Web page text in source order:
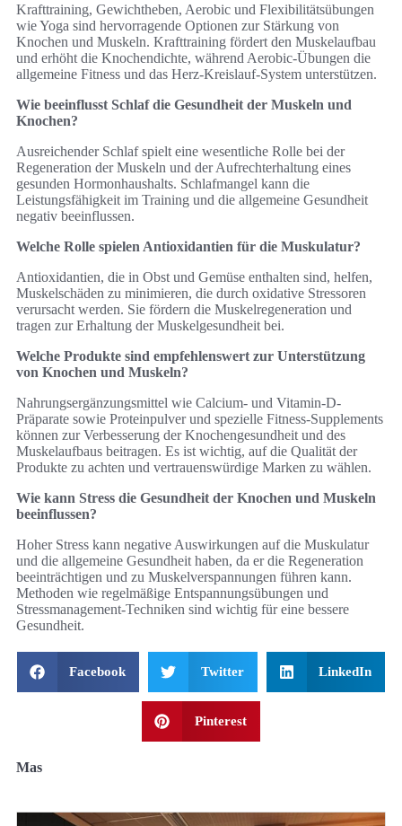
Krafttraining, Gewichtheben, Aerobic und Flexibilitätsübungen
wie Yoga sind hervorragende Optionen zur Stärkung von
Knochen und Muskeln. Krafttraining fördert den Muskelaufbau
und erhöht die Knochendichte, während Aerobic-Übungen die
allgemeine Fitness und das Herz-Kreislauf-System unterstützen.
Wie beeinflusst Schlaf die Gesundheit der Muskeln und
Knochen?
Ausreichender Schlaf spielt eine wesentliche Rolle bei der
Regeneration der Muskeln und der Aufrechterhaltung eines
gesunden Hormonhaushalts. Schlafmangel kann die
Leistungsfähigkeit im Training und die allgemeine Gesundheit
negativ beeinflussen.
Welche Rolle spielen Antioxidantien für die Muskulatur?
Antioxidantien, die in Obst und Gemüse enthalten sind, helfen,
Muskelschäden zu minimieren, die durch oxidative Stressoren
verursacht werden. Sie fördern die Muskelregeneration und
tragen zur Erhaltung der Muskelgesundheit bei.
Welche Produkte sind empfehlenswert zur Unterstützung
von Knochen und Muskeln?
Nahrungsergänzungsmittel wie Calcium- und Vitamin-D-
Präparate sowie Proteinpulver und spezielle Fitness-Supplements
können zur Verbesserung der Knochengesundheit und des
Muskelaufbaus beitragen. Es ist wichtig, auf die Qualität der
Produkte zu achten und vertrauenswürdige Marken zu wählen.
Wie kann Stress die Gesundheit der Knochen und Muskeln
beeinflussen?
Hoher Stress kann negative Auswirkungen auf die Muskulatur
und die allgemeine Gesundheit haben, da er die Regeneration
beeinträchtigen und zu Muskelverspannungen führen kann.
Methoden wie regelmäßige Entspannungsübungen und
Stressmanagement-Techniken sind wichtig für eine bessere
Gesundheit.
Facebook Twitter LinkedIn
Pinterest
Mas